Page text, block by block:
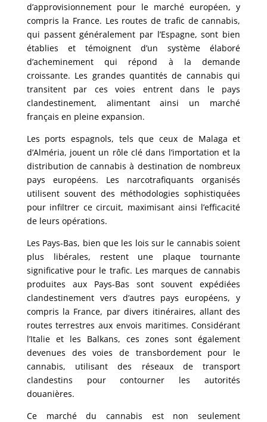
d’approvisionnement pour le marché européen, y
compris la France. Les routes de trafic de cannabis,
qui passent généralement par l’Espagne, sont bien
établies et témoignent d’un système élaboré
d’acheminement qui répond à la demande
croissante. Les grandes quantités de cannabis qui
transitent par ces voies entrent dans le pays
clandestinement, alimentant ainsi un marché
français en pleine expansion.
Les ports espagnols, tels que ceux de Malaga et
d’Alméria, jouent un rôle clé dans l’importation et la
distribution de cannabis à destination de nombreux
pays européens. Les narcotrafiquants organisés
utilisent souvent des méthodologies sophistiquées
pour infiltrer ce circuit, maximisant ainsi l’efficacité
de leurs opérations.
Les Pays-Bas, bien que les lois sur le cannabis soient
plus libérales, restent une plaque tournante
significative pour le trafic. Les marques de cannabis
produites aux Pays-Bas sont souvent expédiées
clandestinement vers d’autres pays européens, y
compris la France, par divers itinéraires, allant des
routes terrestres aux envois maritimes. Considérant
l’Italie et les Balkans, ces zones sont également
devenues des voies de transbordement pour le
cannabis, utilisant des réseaux de transport
clandestins pour contourner les autorités
douanières.
Ce marché du cannabis est non seulement